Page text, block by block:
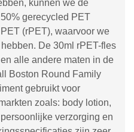
kunnen we de
gerecycled PET
(rPET), waarvoor we
De 30ml rPET-fles
alle andere maten in de
Boston Round Family
gebruikt voor
zoals: body lotion,
verzorging en